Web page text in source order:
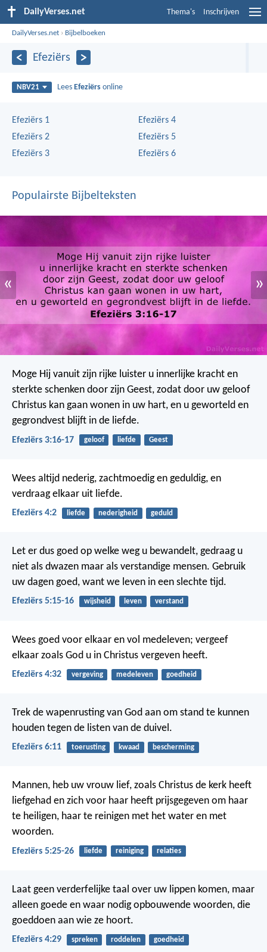
DailyVerses.net Thema's Inschrijven
DailyVerses.net › Bijbelboeken
Efeziërs
NBV21 Lees Efeziërs online
Efeziërs 1
Efeziërs 2
Efeziërs 3
Efeziërs 4
Efeziërs 5
Efeziërs 6
Populairste Bijbelteksten
« »
Moge Hij vanuit zijn rijke luister u innerlijke kracht en
sterkte schenken door zijn Geest, zodat door uw geloof
Christus kan gaan wonen in uw hart, en u geworteld en
gegrondvest blijft in de liefde.
Efeziërs 3:16-17 geloof liefde Geest
Wees altijd nederig, zachtmoedig en geduldig, en
verdraag elkaar uit liefde.
Efeziërs 4:2 liefde nederigheid geduld
Let er dus goed op welke weg u bewandelt, gedraag u
niet als dwazen maar als verstandige mensen. Gebruik
uw dagen goed, want we leven in een slechte tijd.
Efeziërs 5:15-16 wijsheid leven verstand
Wees goed voor elkaar en vol medeleven; vergeef
elkaar zoals God u in Christus vergeven heeft.
Efeziërs 4:32 vergeving medeleven goedheid
Trek de wapenrusting van God aan om stand te kunnen
houden tegen de listen van de duivel.
Efeziërs 6:11 toerusting kwaad bescherming
Mannen, heb uw vrouw lief, zoals Christus de kerk heeft
liefgehad en zich voor haar heeft prijsgegeven om haar
te heiligen, haar te reinigen met het water en met
woorden.
Efeziërs 5:25-26 liefde reiniging relaties
Laat geen verderfelijke taal over uw lippen komen, maar
alleen goede en waar nodig opbouwende woorden, die
goeddoen aan wie ze hoort.
Efeziërs 4:29 spreken roddelen goedheid